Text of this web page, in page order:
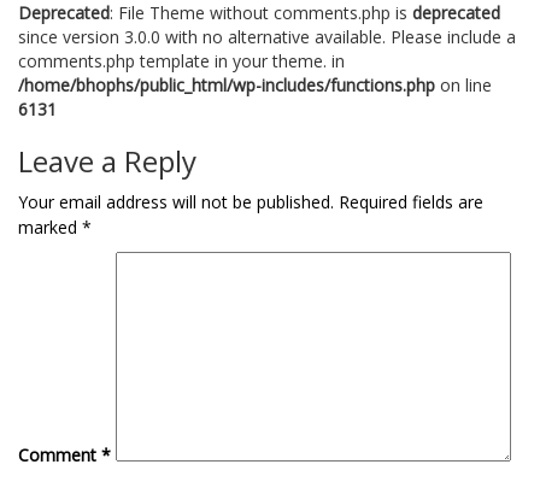
Deprecated: File Theme without comments.php is deprecated
since version 3.0.0 with no alternative available. Please include a
comments.php template in your theme. in
/home/bhophs/public_html/wp-includes/functions.php on line
6131
Leave a Reply
Your email address will not be published. Required fields are
marked *
Comment *